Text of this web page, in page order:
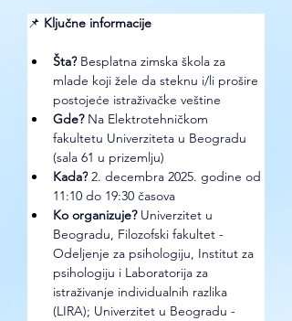
📌 Ključne informacije
Šta? Besplatna zimska škola za
mlade koji žele da steknu i/li prošire
postojeće istraživačke veštine
Gde? Na Elektrotehničkom
fakultetu Univerziteta u Beogradu
(sala 61 u prizemlju)
Kada? 2. decembra 2025. godine od
11:10 do 19:30 časova
Ko organizuje? Univerzitet u
Beogradu, Filozofski fakultet -
Odeljenje za psihologiju, Institut za
psihologiju i Laboratorija za
istraživanje individualnih razlika
(LIRA); Univerzitet u Beogradu -